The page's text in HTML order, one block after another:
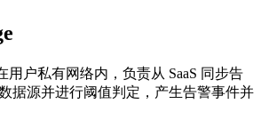
用户私有网络内，负责从 SaaS 同步告
据源并进行阈值判定，产生告警事件并